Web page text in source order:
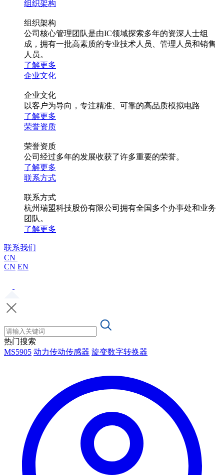
组织架构
组织架构
公司核心管理团队是由IC领域探索多年的资深人士组
成，拥有一批高素质的专业技术人员、管理人员和销售
人员。
了解更多
企业文化
企业文化
以客户为导向，专注精准、可靠的高品质模拟电路
了解更多
荣誉资质
荣誉资质
公司经过多年的发展收获了许多重要的荣誉。
了解更多
联系方式
联系方式
杭州瑞盟科技股份有限公司拥有全国多个办事处和业务
团队。
了解更多
联系我们
CN
CN EN
热门搜索
MS5905 动力传动传感器 旋变数字转换器